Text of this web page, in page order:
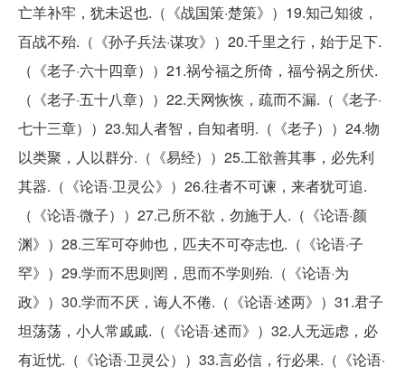
亡羊补牢，犹未迟也.（《战国策·楚策》）19.知己知彼，
百战不殆.（《孙子兵法·谋攻》）20.千里之行，始于足下.
（《老子·六十四章））21.祸兮福之所倚，福兮祸之所伏.
（《老子·五十八章））22.天网恢恢，疏而不漏.（《老子·
七十三章））23.知人者智，自知者明.（《老子））24.物
以类聚，人以群分.（《易经））25.工欲善其事，必先利
其器.（《论语·卫灵公》）26.往者不可谏，来者犹可追.
（《论语·微子））27.己所不欲，勿施于人.（《论语·颜
渊》）28.三军可夺帅也，匹夫不可夺志也.（《论语·子
罕》）29.学而不思则罔，思而不学则殆.（《论语·为
政》）30.学而不厌，诲人不倦.（《论语·述两》）31.君子
坦荡荡，小人常戚戚.（《论语·述而》）32.人无远虑，必
有近忧.（《论语·卫灵公））33.言必信，行必果.（《论语·